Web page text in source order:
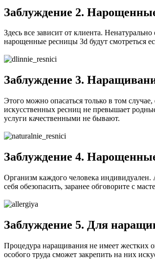
Заблуждение 2.
Здесь все зависит от клиента.
нарощенные ресницы 3d будут смотреться
Заблуждение 3.
Этого можно опасаться только в том
искусственных ресниц не превышает
услуги качественными не бывают.
Заблуждение 4.
Организм каждого человека индивидуален.
себя обезопасить, заранее обговорите с
Заблуждение 5. Для
Процедура наращивания не имеет жестких
особого труда сможет закрепить на них